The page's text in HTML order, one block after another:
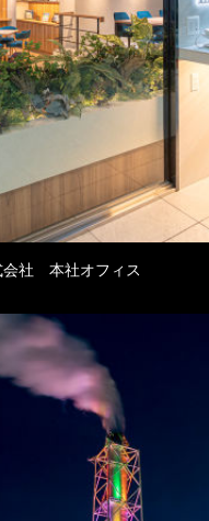
会社 本社オフィス